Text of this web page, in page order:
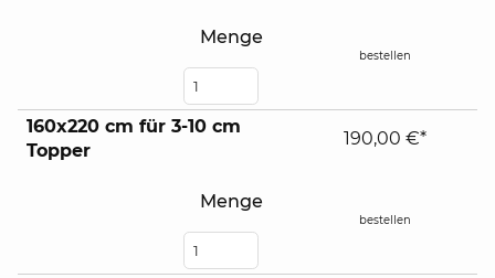
Menge
bestellen
160x220 cm für 3-10 cm
Topper
Menge
190,00 €*
bestellen